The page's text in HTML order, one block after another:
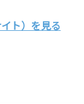
ト）を見る